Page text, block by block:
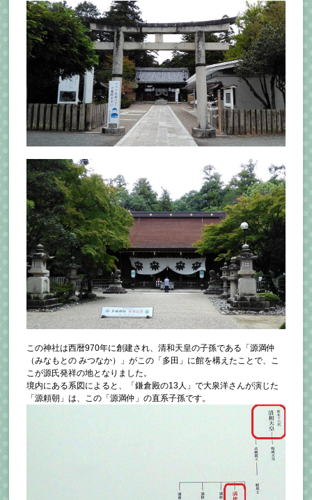
この神社は西暦970年に創建され、清和天皇の子孫である「源満仲
（みなもとの みつなか）」がこの「多田」に館を構えたことで、こ
こが源氏発祥の地となりました。
境内にある系図によると、「鎌倉殿の13人」で大泉洋さんが演じた
「源頼朝」は、この「源満仲」の直系子孫です。